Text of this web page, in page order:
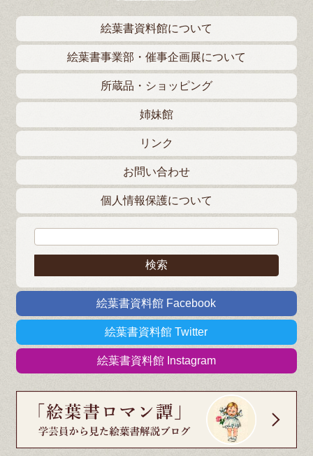
絵葉書資料館について
絵葉書事業部・催事企画展について
所蔵品・ショッピング
姉妹館
リンク
お問い合わせ
個人情報保護について
絵葉書資料館 Facebook
絵葉書資料館 Twitter
絵葉書資料館 Instagram